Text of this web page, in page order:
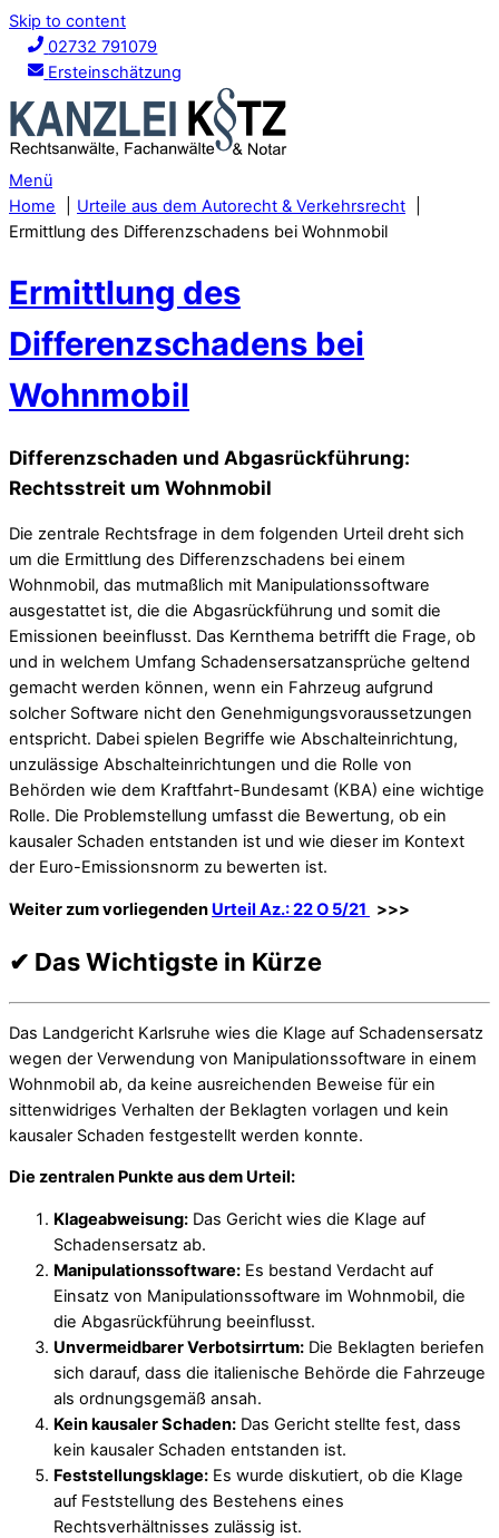
Skip to content
02732 791079
Ersteinschätzung
Menü
Home
Urteile aus dem Autorecht & Verkehrsrecht
Ermittlung des Differenzschadens bei Wohnmobil
Ermittlung des
Differenzschadens bei
Wohnmobil
Differenzschaden und Abgasrückführung:
Rechtsstreit um Wohnmobil
Die zentrale Rechtsfrage in dem folgenden Urteil dreht sich
um die Ermittlung des Differenzschadens bei einem
Wohnmobil, das mutmaßlich mit Manipulationssoftware
ausgestattet ist, die die Abgasrückführung und somit die
Emissionen beeinflusst. Das Kernthema betrifft die Frage, ob
und in welchem Umfang Schadensersatzansprüche geltend
gemacht werden können, wenn ein Fahrzeug aufgrund
solcher Software nicht den Genehmigungsvoraussetzungen
entspricht. Dabei spielen Begriffe wie Abschalteinrichtung,
unzulässige Abschalteinrichtungen und die Rolle von
Behörden wie dem Kraftfahrt-Bundesamt (KBA) eine wichtige
Rolle. Die Problemstellung umfasst die Bewertung, ob ein
kausaler Schaden entstanden ist und wie dieser im Kontext
der Euro-Emissionsnorm zu bewerten ist.
Weiter zum vorliegenden Urteil Az.: 22 O 5/21 >>>
✔ Das Wichtigste in Kürze
Das Landgericht Karlsruhe wies die Klage auf Schadensersatz
wegen der Verwendung von Manipulationssoftware in einem
Wohnmobil ab, da keine ausreichenden Beweise für ein
sittenwidriges Verhalten der Beklagten vorlagen und kein
kausaler Schaden festgestellt werden konnte.
Die zentralen Punkte aus dem Urteil:
Klageabweisung: Das Gericht wies die Klage auf
Schadensersatz ab.
Manipulationssoftware: Es bestand Verdacht auf
Einsatz von Manipulationssoftware im Wohnmobil, die
die Abgasrückführung beeinflusst.
Unvermeidbarer Verbotsirrtum: Die Beklagten beriefen
sich darauf, dass die italienische Behörde die Fahrzeuge
als ordnungsgemäß ansah.
Kein kausaler Schaden: Das Gericht stellte fest, dass
kein kausaler Schaden entstanden ist.
Feststellungsklage: Es wurde diskutiert, ob die Klage
auf Feststellung des Bestehens eines
Rechtsverhältnisses zulässig ist.